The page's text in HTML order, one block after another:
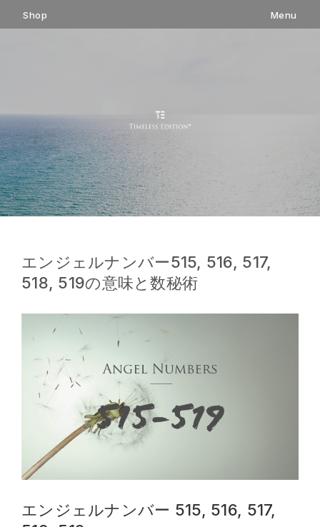
Shop Menu
ン
ス
キ
ッ
プ
エンジェルナンバー515, 516, 517,
518, 519の意味と数秘術
エンジェルナンバー 515, 516, 517,